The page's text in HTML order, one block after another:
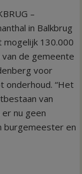
–
in Balkbrug
mogelijk 130.000
van de gemeente
voor
onderhoud. “Het
van
nu geen
burgemeester en